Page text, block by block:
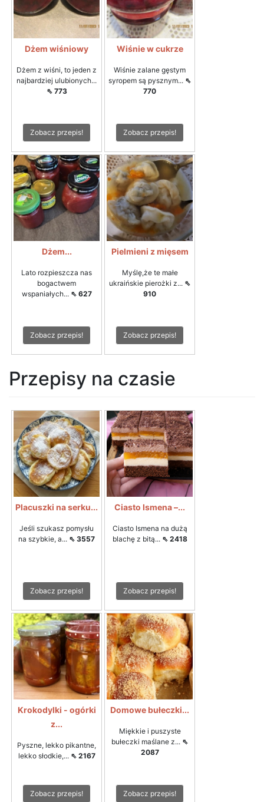
Dżem wiśniowy
Dżem z wiśni, to jeden z
najbardziej ulubionych...
⇖ 773
Zobacz przepis!
Wiśnie w cukrze
Wiśnie zalane gęstym
syropem są pysznym... ⇖
770
Zobacz przepis!
Dżem...
Lato rozpieszcza nas
bogactwem
wspaniałych... ⇖ 627
Zobacz przepis!
Pielmieni z mięsem
Myślę,że te małe
ukraińskie pierożki z... ⇖
910
Zobacz przepis!
Przepisy na czasie
Placuszki na serku...
Jeśli szukasz pomysłu
na szybkie, a... ⇖ 3557
Zobacz przepis!
Ciasto Ismena –...
Ciasto Ismena na dużą
blachę z bitą... ⇖ 2418
Zobacz przepis!
Krokodylki - ogórki
z...
Pyszne, lekko pikantne,
lekko słodkie,... ⇖ 2167
Zobacz przepis!
Domowe bułeczki...
Miękkie i puszyste
bułeczki maślane z... ⇖
2087
Zobacz przepis!